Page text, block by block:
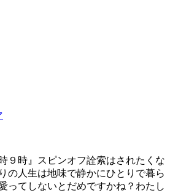
９時』スピンオフ詮索はされたくな
の人生は地味で静かにひとりで暮ら
ってしないとだめですかね？わたし